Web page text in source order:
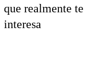
que realmente te
interesa